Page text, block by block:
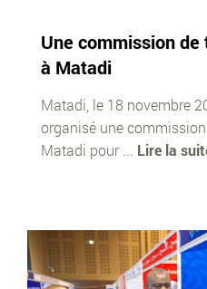
Une commission
à Matadi
Matadi, le 18 novembre
organisé une
Matadi pour ... Lire la